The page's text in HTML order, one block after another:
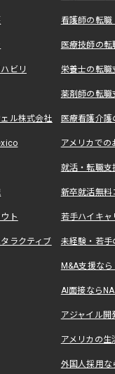
看護師の転
医療技師の
ビリ 栄養士の転
薬剤師の転
ル株式会社 医療看護介
アメリカで
就活・転職
新卒就活無料
ト 若手ハイキ
ラクティブ 未経験・若手
M&A支援な
AI面接なら
アジャイル
アメリカの
外国人採用